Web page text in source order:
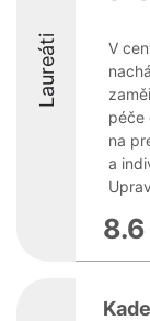
Laureáti
V
péče
na
a
8.6